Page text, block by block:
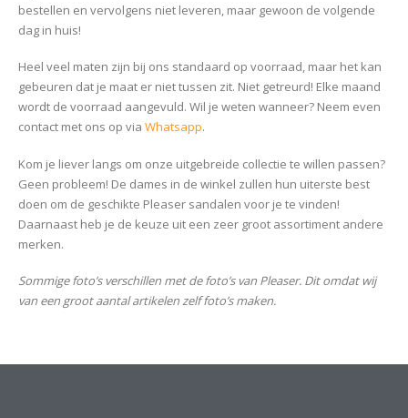
bestellen en vervolgens niet leveren, maar gewoon de volgende
dag in huis!
Heel veel maten zijn bij ons standaard op voorraad, maar het kan
gebeuren dat je maat er niet tussen zit. Niet getreurd! Elke maand
wordt de voorraad aangevuld. Wil je weten wanneer? Neem even
contact met ons op via Whatsapp.
Kom je liever langs om onze uitgebreide collectie te willen passen?
Geen probleem! De dames in de winkel zullen hun uiterste best
doen om de geschikte Pleaser sandalen voor je te vinden!
Daarnaast heb je de keuze uit een zeer groot assortiment andere
merken.
Sommige foto’s verschillen met de foto’s van Pleaser. Dit omdat wij
van een groot aantal artikelen zelf foto’s maken.